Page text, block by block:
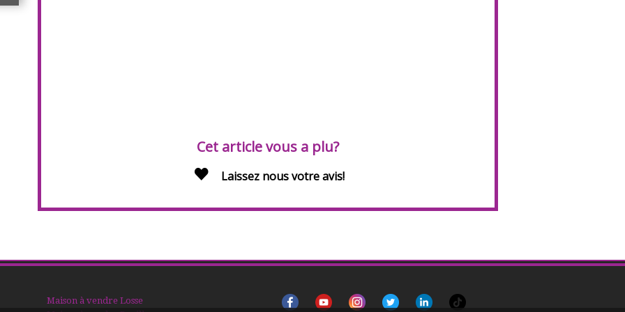
Cet article vous a plu?
Laissez nous votre avis!
Maison à vendre Losse